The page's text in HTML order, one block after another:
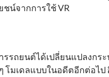
ชน์จากการใช้ VR
รรถยนต์ได้เปลี่ยนแปลงก
โมเดลแบบในอดีตอีกต่อ